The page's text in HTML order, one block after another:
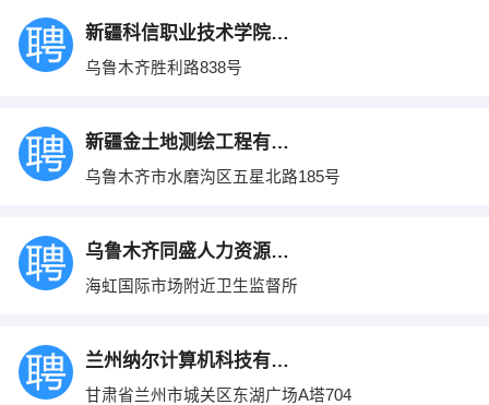
新疆科信职业技术学院计算机系
乌鲁木齐胜利路838号
新疆金土地测绘工程有限公司
乌鲁木齐市水磨沟区五星北路185号
乌鲁木齐同盛人力资源服务有限责任公司
海虹国际市场附近卫生监督所
兰州纳尔计算机科技有限责任公司
甘肃省兰州市城关区东湖广场A塔704